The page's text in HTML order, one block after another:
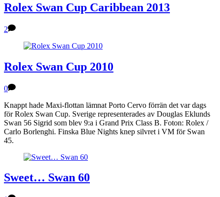
Rolex Swan Cup Caribbean 2013
2
Rolex Swan Cup 2010
0
Knappt hade Maxi-flottan lämnat Porto Cervo förrän det var dags
för Rolex Swan Cup. Sverige representerades av Douglas Eklunds
Swan 56 Sigrid som blev 9:a i Grand Prix Class B. Foton: Rolex /
Carlo Borlenghi. Finska Blue Nights knep silvret i VM för Swan
45.
Sweet… Swan 60